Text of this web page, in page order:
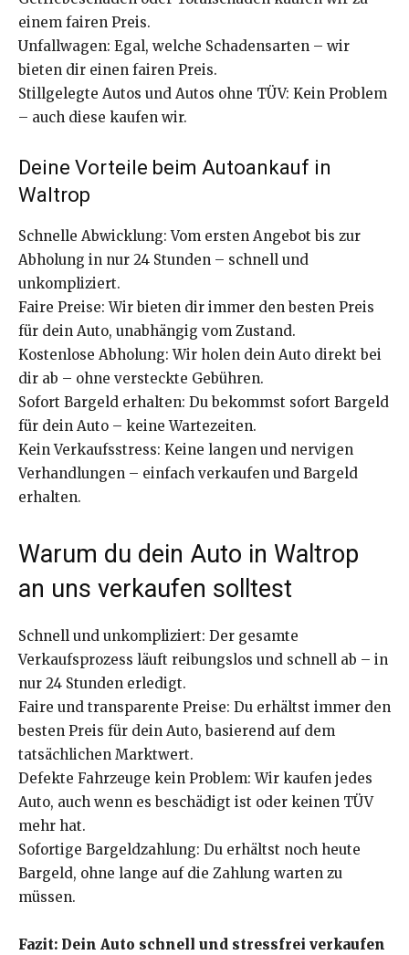
einem fairen Preis.
Unfallwagen: Egal, welche Schadensarten – wir
bieten dir einen fairen Preis.
Stillgelegte Autos und Autos ohne TÜV: Kein Problem
– auch diese kaufen wir.
Deine Vorteile beim Autoankauf in
Waltrop
Schnelle Abwicklung: Vom ersten Angebot bis zur
Abholung in nur 24 Stunden – schnell und
unkompliziert.
Faire Preise: Wir bieten dir immer den besten Preis
für dein Auto, unabhängig vom Zustand.
Kostenlose Abholung: Wir holen dein Auto direkt bei
dir ab – ohne versteckte Gebühren.
Sofort Bargeld erhalten: Du bekommst sofort Bargeld
für dein Auto – keine Wartezeiten.
Kein Verkaufsstress: Keine langen und nervigen
Verhandlungen – einfach verkaufen und Bargeld
erhalten.
Warum du dein Auto in Waltrop
an uns verkaufen solltest
Schnell und unkompliziert: Der gesamte
Verkaufsprozess läuft reibungslos und schnell ab – in
nur 24 Stunden erledigt.
Faire und transparente Preise: Du erhältst immer den
besten Preis für dein Auto, basierend auf dem
tatsächlichen Marktwert.
Defekte Fahrzeuge kein Problem: Wir kaufen jedes
Auto, auch wenn es beschädigt ist oder keinen TÜV
mehr hat.
Sofortige Bargeldzahlung: Du erhältst noch heute
Bargeld, ohne lange auf die Zahlung warten zu
müssen.
Fazit: Dein Auto schnell und stressfrei verkaufen